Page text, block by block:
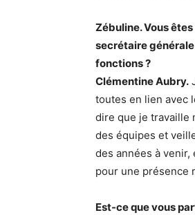
Zébuline.Vous êtes
secrétaire
fonctions ?
Clémentine Aubry.
toutes en lien avec
dire que je travaille
des équipes et
des années à
pour une présence
Est-ce que vous